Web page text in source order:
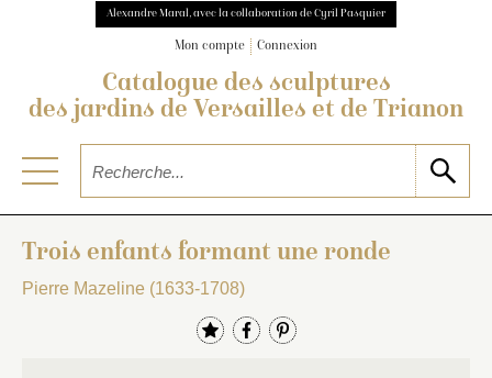
Alexandre Maral, avec la collaboration de Cyril Pasquier
Mon compte Connexion
Catalogue des sculptures
des jardins de Versailles et de Trianon
Trois enfants formant une ronde
Pierre Mazeline (1633-1708)